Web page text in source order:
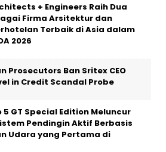
+ Engineers Raih Dua
Firma Arsitektur dan
Terbaik di Asia dalam
2026
Prosecutors Ban Sritex CEO
in Credit Scandal Probe
5 GT Special Edition Meluncur
Pendingin Aktif Berbasis
Udara yang Pertama di